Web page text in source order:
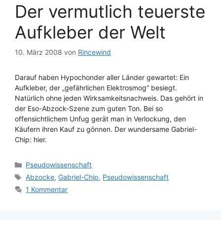
Der vermutlich teuerste
Aufkleber der Welt
10. März 2008 von Rincewind
Darauf haben Hypochonder aller Länder gewartet: Ein
Aufkleber, der „gefährlichen Elektrosmog“ besiegt.
Natürlich ohne jeden Wirksamkeitsnachweis. Das gehört in
der Eso-Abzock-Szene zum guten Ton. Bei so
offensichtlichem Unfug gerät man in Verlockung, den
Käufern ihren Kauf zu gönnen. Der wundersame Gabriel-
Chip: hier.
Kategorien
Pseudowissenschaft
Schlagwörter
Abzocke,Gabriel-Chip, Pseudowissenschaft
1 Kommentar